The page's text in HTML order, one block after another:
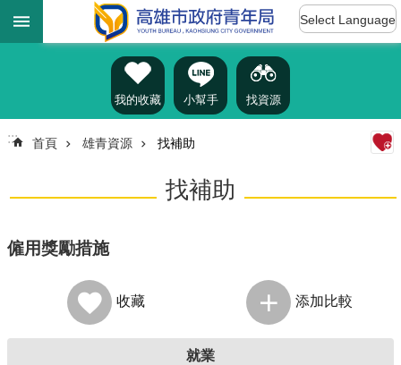
跳到主要內容區塊
識
Select Language
我的收藏 小幫手 找資源
::: 首頁 雄青資源 找補助
找補助
僱用獎勵措施
收藏 添加比較
就業